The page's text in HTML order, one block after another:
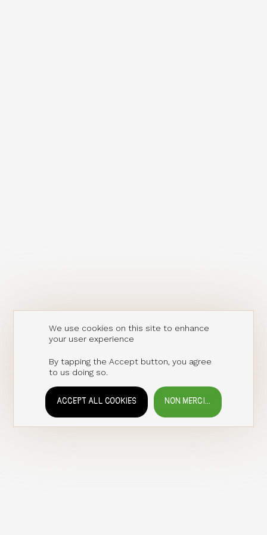
We use cookies on this site to enhance
your user experience
By tapping the Accept button, you agree
to us doing so.
NON MERCI...
ACCEPT ALL COOKIESWITHDRAW CONSENT